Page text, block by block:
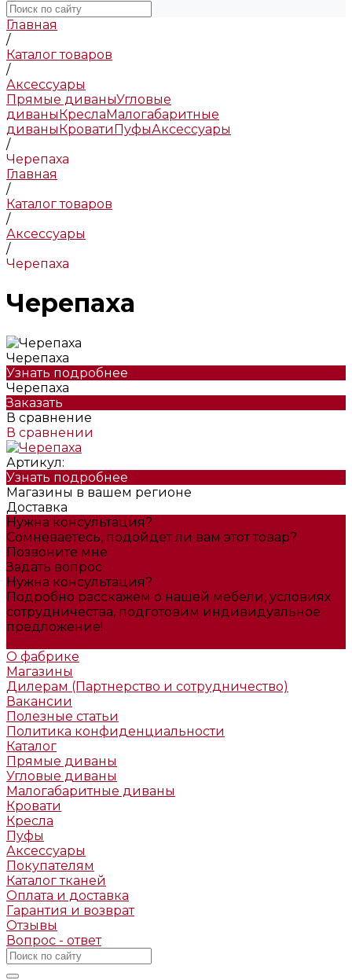
Главная
/
Каталог товаров
/
Аксессуары
Прямые диваныУгловые
диваныКреслаМалогабаритные
диваныКроватиПуфыАксессуары
/
Черепаха
Главная
/
Каталог товаров
/
Аксессуары
/
Черепаха
Черепаха
Черепаха
Узнать подробнее
Черепаха
Заказать
В сравнение
В сравнении
Артикул:
Узнать подробнее
Магазины в вашем регионе
Доставка
Нужна консультация?
Сомневаетесь, подойдет ли вам этот товар?
Позвоните мне
Задать вопрос
Нужна консультация?
Подробно расскажем о нашей мебели, условиях
сотрудничества, подготовим индивидуальное
предложение!
О фабрике
Магазины
Дилерам (Партнерство и сотрудничество)
Вакансии
Полезные статьи
Политика конфиденциальности
Каталог
Прямые диваны
Угловые диваны
Малогабаритные диваны
Кровати
Кресла
Пуфы
Аксессуары
Покупателям
Каталог тканей
Оплата и доставка
Гарантия и возврат
Отзывы
Вопрос - ответ